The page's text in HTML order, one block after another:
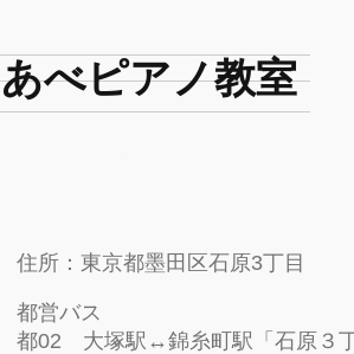
​あべピアノ教室
​住所：東京都墨田区石原3丁目
都営バス
都02 大塚駅↔︎錦糸町駅「石原３丁